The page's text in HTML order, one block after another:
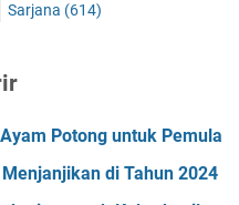
Sarjana (614)
Potong untuk Pemula
di Tahun 2024